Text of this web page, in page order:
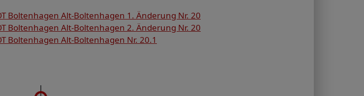
Boltenhagen Alt-Boltenhagen 1. Änderung Nr. 20
Boltenhagen Alt-Boltenhagen 2. Änderung Nr. 20
Boltenhagen Alt-Boltenhagen Nr. 20.1